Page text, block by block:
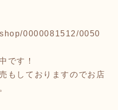
0000081512/0050
です！
もしておりますのでお店